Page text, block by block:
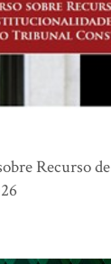
Recurso de